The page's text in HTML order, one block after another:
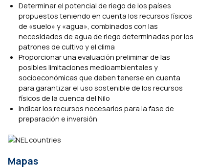
Determinar el potencial de riego de los países
propuestos teniendo en cuenta los recursos físicos
de «suelo» y «agua», combinados con las
necesidades de agua de riego determinadas por los
patrones de cultivo y el clima
Proporcionar una evaluación preliminar de las
posibles limitaciones medioambientales y
socioeconómicas que deben tenerse en cuenta
para garantizar el uso sostenible de los recursos
físicos de la cuenca del Nilo
Indicar los recursos necesarios para la fase de
preparación e inversión
Mapas